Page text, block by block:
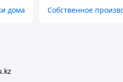
М150
дома Собственное